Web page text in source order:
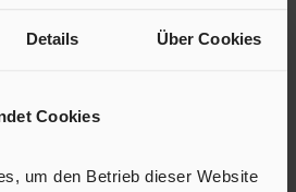
Details Über Cookies
Cookies
um den Betrieb dieser Website